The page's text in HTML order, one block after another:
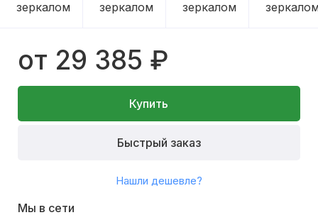
от 29 385 ₽
Купить
Быстрый заказ
Нашли дешевле?
Мы в сети